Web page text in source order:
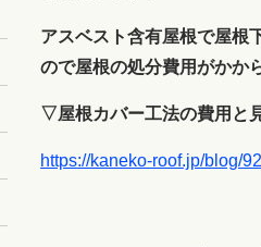
アスベスト含有屋根で屋根
ので屋根の処分費用がかか
▽屋根カバー工法の費用と
https://kaneko-roof.jp/blog/